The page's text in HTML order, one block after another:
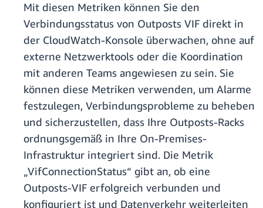
Mit diesen Metriken können Sie den
Verbindungsstatus von Outposts VIF direkt in
der CloudWatch-Konsole überwachen, ohne auf
externe Netzwerktools oder die Koordination
mit anderen Teams angewiesen zu sein. Sie
können diese Metriken verwenden, um Alarme
festzulegen, Verbindungsprobleme zu beheben
und sicherzustellen, dass Ihre Outposts-Racks
ordnungsgemäß in Ihre On-Premises-
Infrastruktur integriert sind. Die Metrik
„VifConnectionStatus“ gibt an, ob eine
Outposts-VIF erfolgreich verbunden und
konfiguriert ist und Datenverkehr weiterleiten